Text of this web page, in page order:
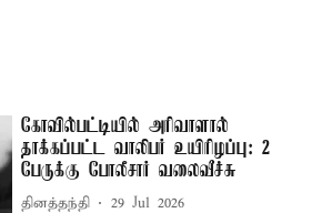
கோவில்பட்டியில் அரிவாளால்
தாக்கப்பட்ட வாலிபர் உயிரிழப்பு: 2
பேருக்கு போலீசார் வலைவீச்சு
தினத்தந்தி 29 Jul 2026